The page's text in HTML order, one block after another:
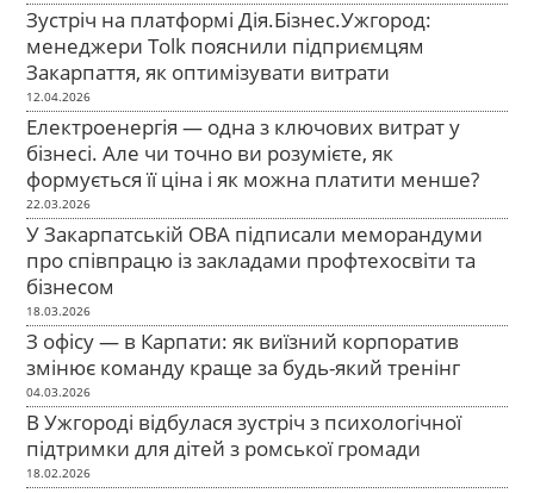
Зустріч на платформі Дія.Бізнес.Ужгород:
менеджери Tolk пояснили підприємцям
Закарпаття, як оптимізувати витрати
12.04.2026
Електроенергія — одна з ключових витрат у
бізнесі. Але чи точно ви розумієте, як
формується її ціна і як можна платити менше?
22.03.2026
У Закарпатській ОВА підписали меморандуми
про співпрацю із закладами профтехосвіти та
бізнесом
18.03.2026
З офісу — в Карпати: як виїзний корпоратив
змінює команду краще за будь-який тренінг
04.03.2026
В Ужгороді відбулася зустріч з психологічної
підтримки для дітей з ромської громади
18.02.2026